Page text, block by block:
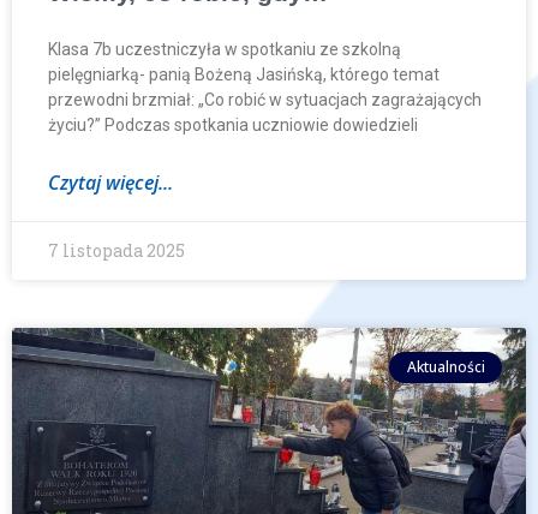
Klasa 7b uczestniczyła w spotkaniu ze szkolną
pielęgniarką- panią Bożeną Jasińską, którego temat
przewodni brzmiał: „Co robić w sytuacjach zagrażających
życiu?” Podczas spotkania uczniowie dowiedzieli
Czytaj więcej...
7 listopada 2025
Aktualności